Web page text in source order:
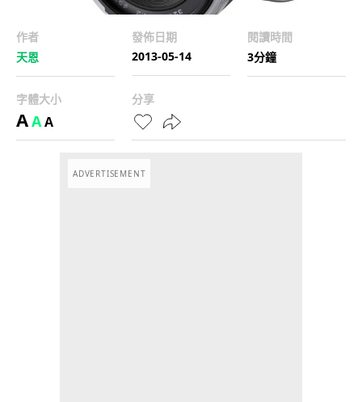
作者
天恩
發佈日期
2013-05-14
閱讀時間
3分鐘
字體大小
AAA
分享
ADVERTISEMENT